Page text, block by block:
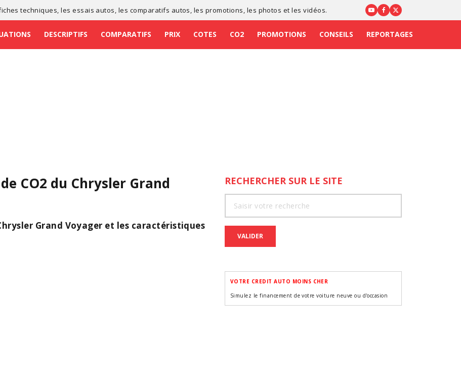
techniques , lesessais autos , les comparatifs autos , les promotions , les photos et les vidéos.
DESCRIPTIFS COMPARATIFS PRIX COTES CO2 PROMOTIONS CONSEILS REPORTAGES
CO2 du Chrysler Grand
Grand Voyager et les caractéristiques
RECHERCHER SUR LE SITE
VALIDER
VOTRE CREDIT AUTO MOINS CHER
Simulez le financement de votre voiture neuve ou d'occasion